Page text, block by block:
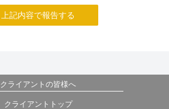
上記内容で報告する
クライアントの皆様へ
クライアントトップ